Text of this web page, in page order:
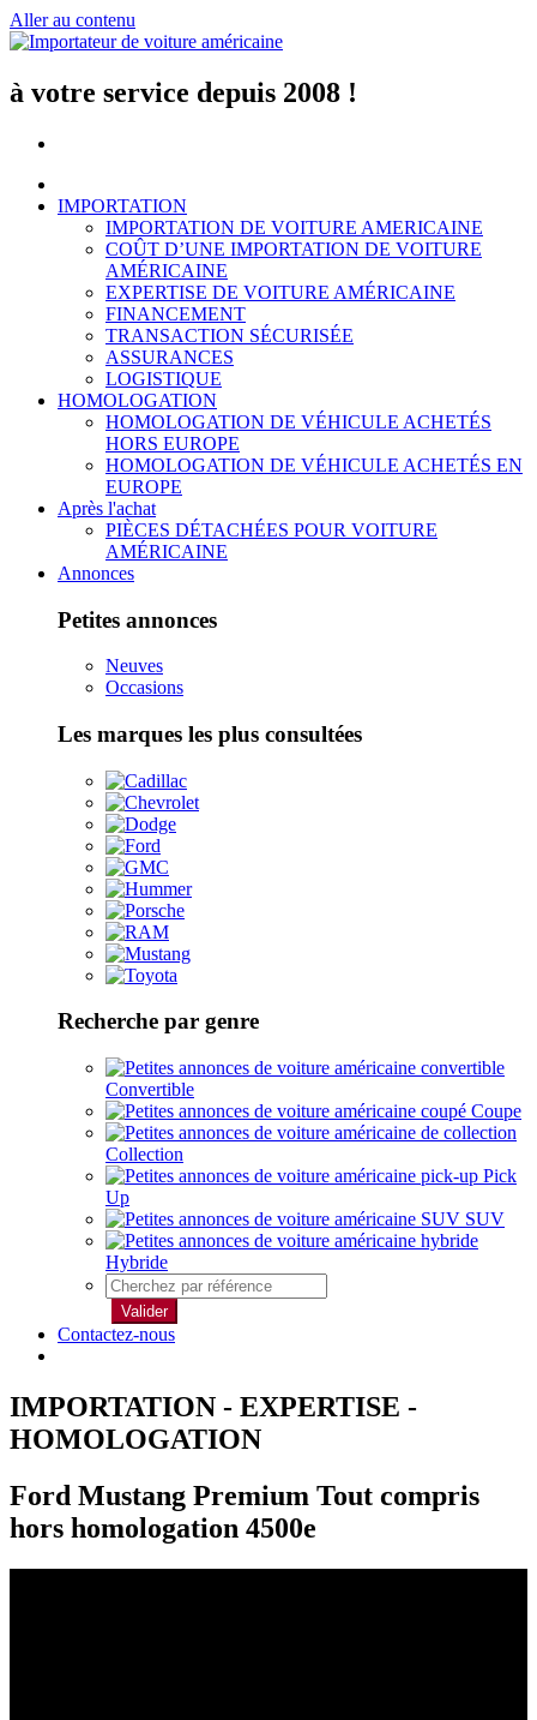
Aller au contenu
à votre service depuis 2008 !
IMPORTATION
IMPORTATION DE VOITURE AMERICAINE
COÛT D’UNE IMPORTATION DE VOITURE
AMÉRICAINE
EXPERTISE DE VOITURE AMÉRICAINE
FINANCEMENT
TRANSACTION SÉCURISÉE
ASSURANCES
LOGISTIQUE
HOMOLOGATION
HOMOLOGATION DE VÉHICULE ACHETÉS
HORS EUROPE
HOMOLOGATION DE VÉHICULE ACHETÉS EN
EUROPE
Après l'achat
PIÈCES DÉTACHÉES POUR VOITURE
AMÉRICAINE
Annonces
Petites annonces
Neuves
Occasions
Les marques les plus consultées
Recherche par genre
Convertible
Coupe
Collection
Pick
Up
SUV
Hybride
Valider
Contactez-nous
IMPORTATION - EXPERTISE -
HOMOLOGATION
Ford Mustang Premium Tout compris
hors homologation 4500e